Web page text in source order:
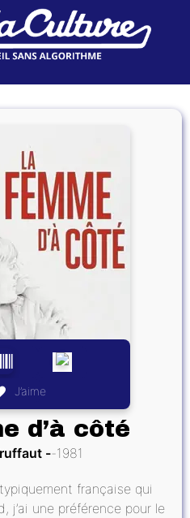
J’aime
d’à côté
1981
française qui
j’ai une préférence pour le